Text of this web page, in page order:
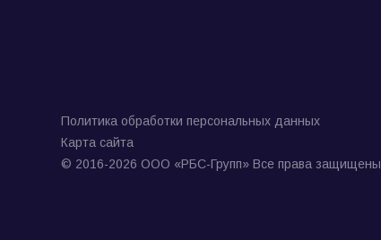
Политика обработки персональных данных
Карта сайта
© 2016-2026 ООО «РБС-Групп» Все права защищены